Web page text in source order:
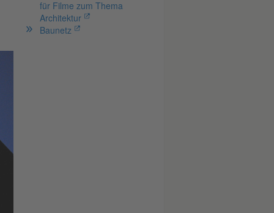
für Filme zum Thema
Architektur
Baunetz